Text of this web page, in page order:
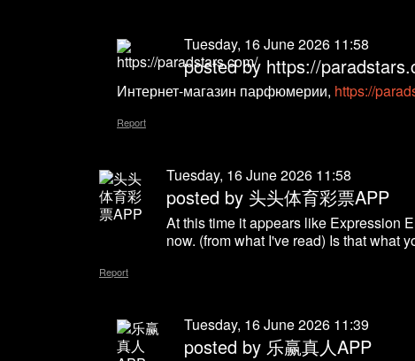
Tuesday, 16 June 2026 11:58
posted by https://
Интернет-магазин парфюмерии, https://
Report
Tuesday, 16 June 2026 11:58
posted by 头头体育彩票APP
At this time it appears like Expression
now. (from what I've read) Is that what
Report
Tuesday, 16 June 2026 11:39
posted by 乐赢真人APP